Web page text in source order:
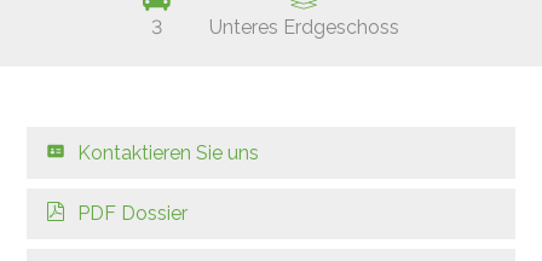
3 Unteres Erdgeschoss
Kontaktieren Sie uns
PDF Dossier